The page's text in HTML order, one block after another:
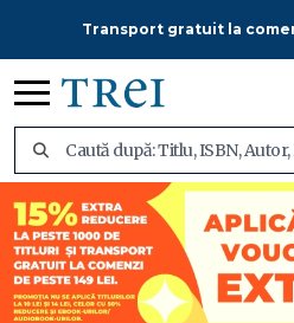
Transport gratuit la